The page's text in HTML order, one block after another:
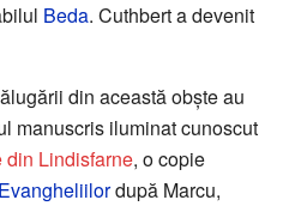
Beda. Cuthbert a devenit
din această obşte au
manuscris iluminat cunoscut
Lindisfarne, o copie
Evangheliilordupă Marcu,